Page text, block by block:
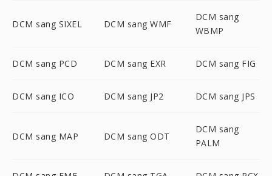
DCM sang SIXEL DCM sang WMF
DCM sang
WBMP
DCM sang PCD DCM sang EXR DCM sang FIG
DCM sang ICO DCM sang JP2 DCM sang JPS
DCM sang MAP DCM sang ODT
DCM sang
PALM